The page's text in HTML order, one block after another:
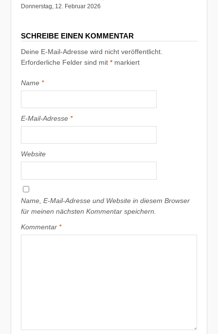
Donnerstag, 12. Februar 2026
SCHREIBE EINEN KOMMENTAR
Deine E-Mail-Adresse wird nicht veröffentlicht.
Erforderliche Felder sind mit* markiert
Name *
E-Mail-Adresse *
Website
Name, E-Mail-Adresse und Website in diesem Browser
für meinen nächsten Kommentar speichern.
Kommentar *